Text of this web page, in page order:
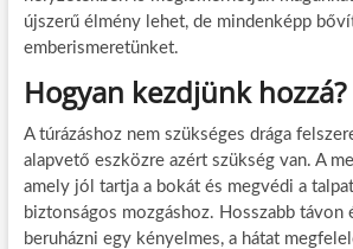
újszerű élmény lehet, de mindenképp
emberismeretünket.
Hogyan kezdjünk hozzá?
A túrázáshoz nem szükséges drága
alapvető eszközre azért szükség van. A
amely jól tartja a bokát és megvédi a
biztonságos mozgáshoz. Hosszabb távon
beruházni egy kényelmes, a hátat